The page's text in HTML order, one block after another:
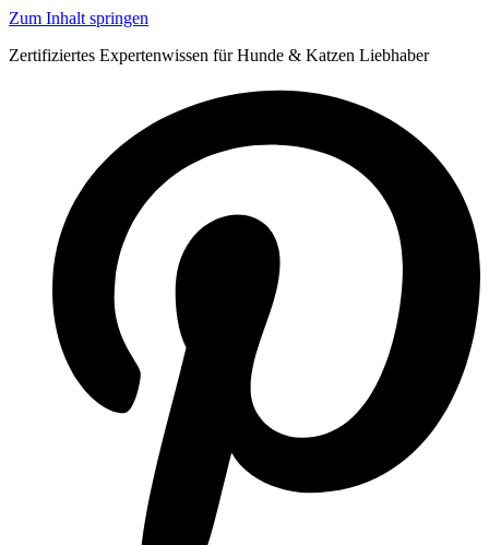
Zum Inhalt springen
Zertifiziertes Expertenwissen für Hunde & Katzen Liebhaber